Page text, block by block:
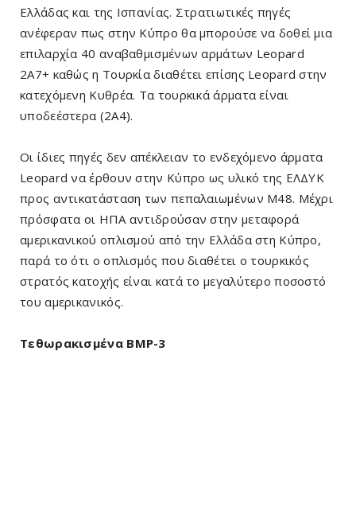
Ελλάδας και της Ισπανίας. Στρατιωτικές πηγές
ανέφεραν πως στην Κύπρο θα μπορούσε να δοθεί μια
επιλαρχία 40 αναβαθμισμένων αρμάτων Leopard
2A7+ καθώς η Τουρκία διαθέτει επίσης Leopard στην
κατεχόμενη Κυθρέα. Τα τουρκικά άρματα είναι
υποδεέστερα (2Α4).
Οι ίδιες πηγές δεν απέκλειαν το ενδεχόμενο άρματα
Leopard να έρθουν στην Κύπρο ως υλικό της ΕΛΔΥΚ
προς αντικατάσταση των πεπαλαιωμένων Μ48. Μέχρι
πρόσφατα οι ΗΠΑ αντιδρούσαν στην μεταφορά
αμερικανικού οπλισμού από την Ελλάδα στη Κύπρο,
παρά το ότι ο οπλισμός που διαθέτει ο τουρκικός
στρατός κατοχής είναι κατά το μεγαλύτερο ποσοστό
του αμερικανικός.
Τεθωρακισμένα BMP-3